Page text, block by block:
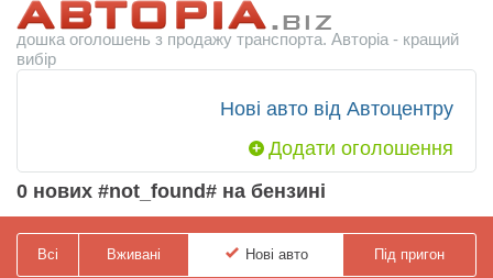
дошка оголошень з продажу транспорта. Авторіа - кращий
вибір
Нові авто від Автоцентру
Додати оголошення
0 нових #not_found# на бензині
Всі Вживані Нові авто Під пригон